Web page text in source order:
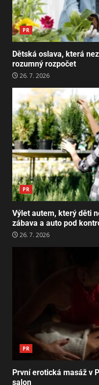
PR
Dětská oslava, která
rozumný rozpočet
26. 7. 2026
PR
Výlet autem, který děti
zábava a auto pod
26. 7. 2026
PR
První erotická masáž v
salon